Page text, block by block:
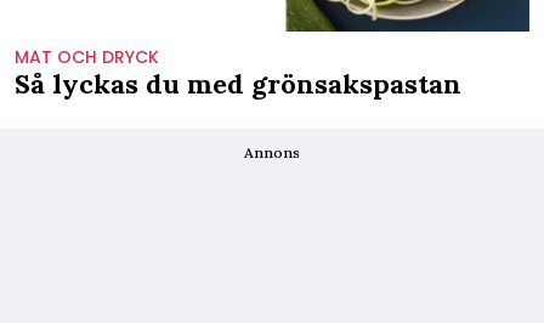
MAT OCH DRYCK
Så lyckas du med grönsakspastan
Annons